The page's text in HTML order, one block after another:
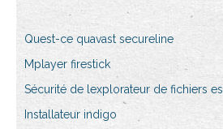
Quest-ce quavast secureline
Mplayer firestick
Sécurité de lexplorateur de fichiers es
Installateur indigo